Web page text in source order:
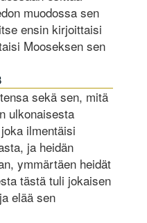
muodossa sen
ensin kirjoittaisi
Mooseksen sen
sekä sen, mitä
ulkonaisesta
ilmentäisi
ja heidän
ymmärtäen heidät
tästä tuli jokaisen
elää sen